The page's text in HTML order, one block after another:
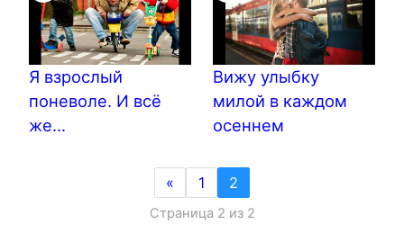
Я взрослый
поневоле. И всё
же…
Вижу улыбку
милой в каждом
осеннем
« 1 2
Страница 2 из 2